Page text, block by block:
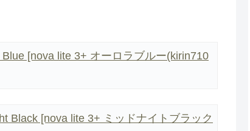
[nova lite 3+ オーロラブルー(kirin710
Black [nova lite 3+ ミッドナイトブラック